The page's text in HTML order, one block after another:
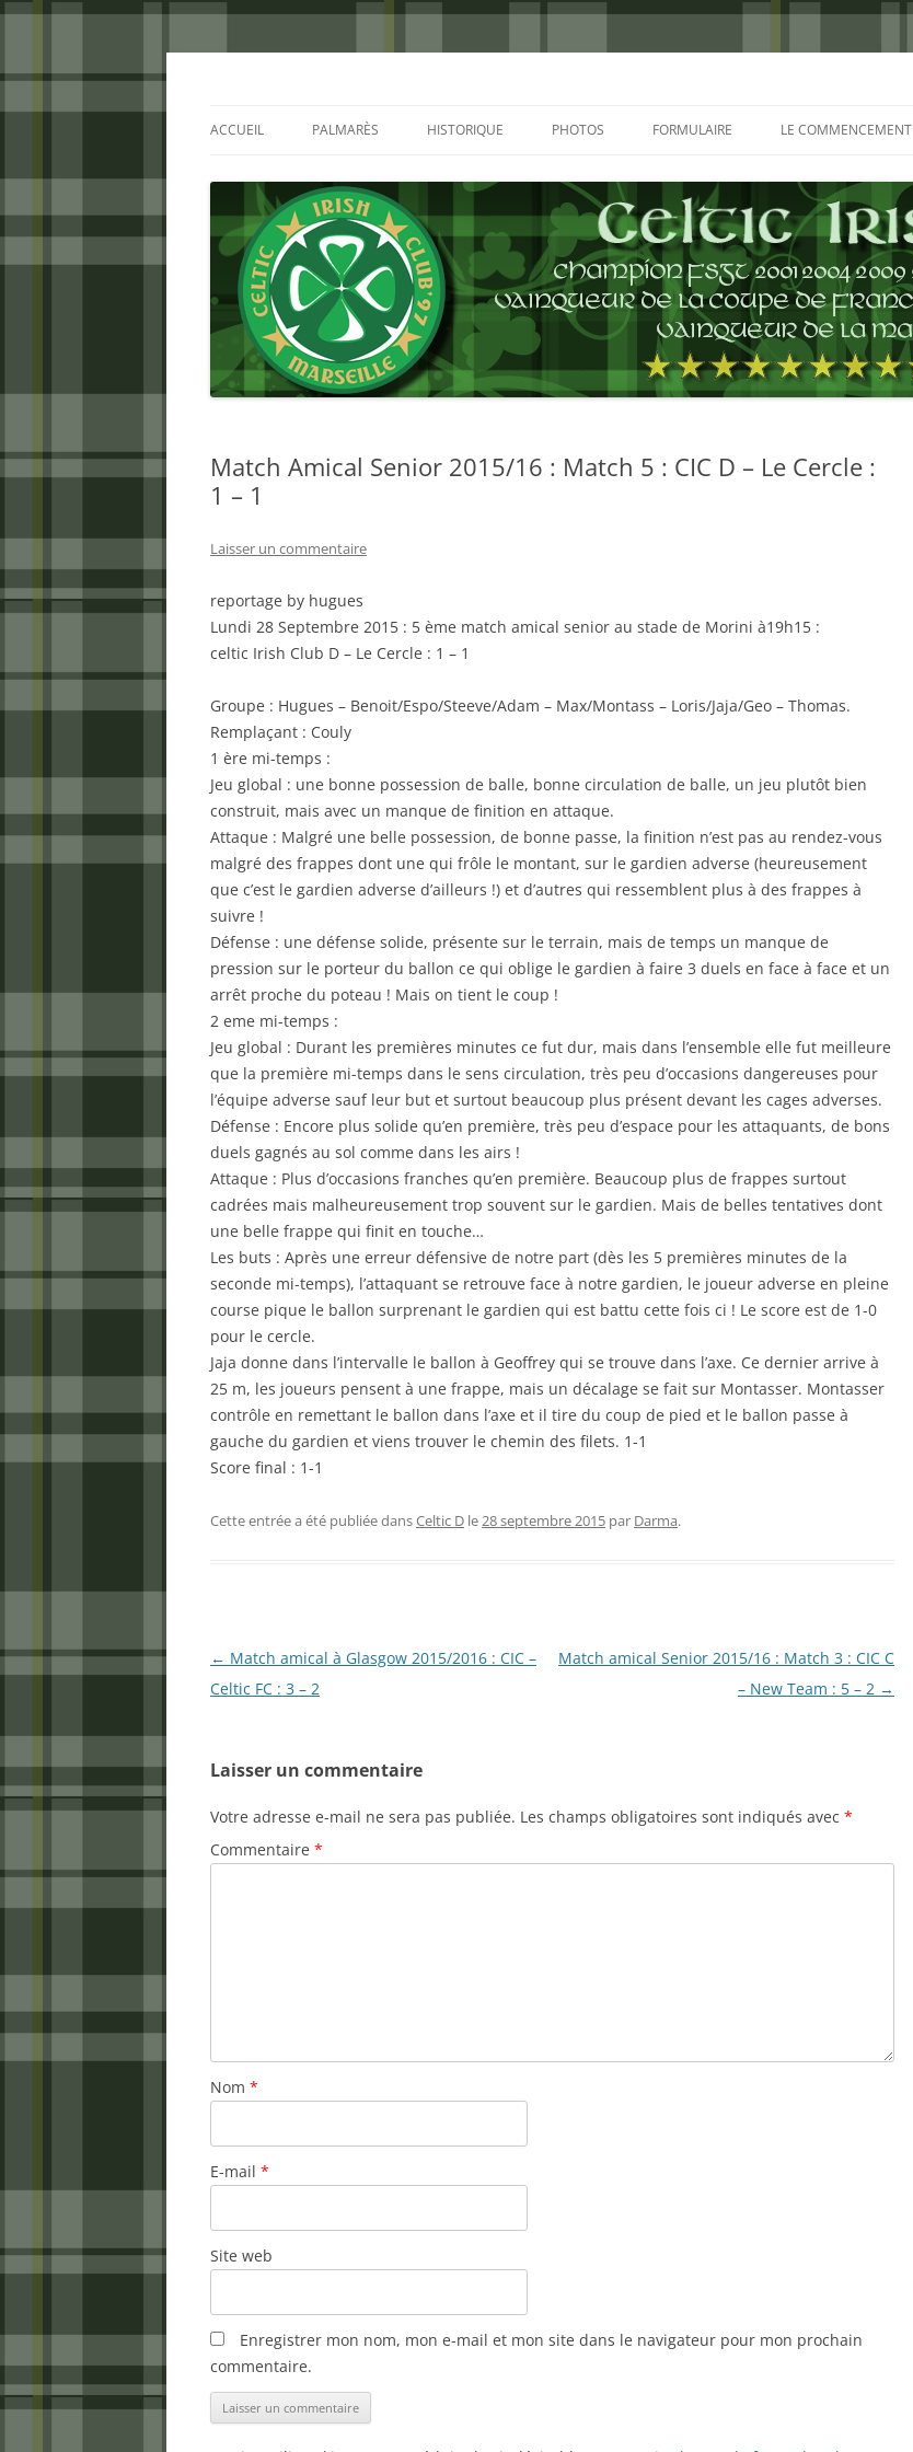
Aller
ACCUEIL PALMARÈS HISTORIQUE PHOTOS
GLASGOW 2002
CHARLIE & THE BHOYS 2006
PRAGUE 2006
NICE 2008
FORMULAIRE LE COMMENCEMENT
Match Amical Senior 2015/16 : Match 5 : CIC D – Le Cercle :
1 – 1
Laisser un commentaire
reportage by hugues
Lundi 28 Septembre 2015 : 5 ème match amical senior au stade de Morini à19h15 :
celtic Irish Club D – Le Cercle : 1 – 1
Groupe : Hugues – Benoit/Espo/Steeve/Adam – Max/Montass – Loris/Jaja/Geo – Thomas.
Remplaçant : Couly
1 ère mi-temps :
Jeu global : une bonne possession de balle, bonne circulation de balle, un jeu plutôt bien
construit, mais avec un manque de finition en attaque.
Attaque : Malgré une belle possession, de bonne passe, la finition n’est pas au rendez-vous
malgré des frappes dont une qui frôle le montant, sur le gardien adverse (heureusement
que c’est le gardien adverse d’ailleurs !) et d’autres qui ressemblent plus à des frappes à
suivre !
Défense : une défense solide, présente sur le terrain, mais de temps un manque de
pression sur le porteur du ballon ce qui oblige le gardien à faire 3 duels en face à face et un
arrêt proche du poteau ! Mais on tient le coup !
2 eme mi-temps :
Jeu global : Durant les premières minutes ce fut dur, mais dans l’ensemble elle fut meilleure
que la première mi-temps dans le sens circulation, très peu d’occasions dangereuses pour
l’équipe adverse sauf leur but et surtout beaucoup plus présent devant les cages adverses.
Défense : Encore plus solide qu’en première, très peu d’espace pour les attaquants, de bons
duels gagnés au sol comme dans les airs !
Attaque : Plus d’occasions franches qu’en première. Beaucoup plus de frappes surtout
cadrées mais malheureusement trop souvent sur le gardien. Mais de belles tentatives dont
une belle frappe qui finit en touche…
Les buts : Après une erreur défensive de notre part (dès les 5 premières minutes de la
seconde mi-temps), l’attaquant se retrouve face à notre gardien, le joueur adverse en pleine
course pique le ballon surprenant le gardien qui est battu cette fois ci ! Le score est de 1-0
pour le cercle.
Jaja donne dans l’intervalle le ballon à Geoffrey qui se trouve dans l’axe. Ce dernier arrive à
25 m, les joueurs pensent à une frappe, mais un décalage se fait sur Montasser. Montasser
contrôle en remettant le ballon dans l’axe et il tire du coup de pied et le ballon passe à
gauche du gardien et viens trouver le chemin des filets. 1-1
Score final : 1-1
Cette entrée a été publiée dansCeltic D le28 septembre 2015 par Darma.
Navigation
des
← Match amical à Glasgow 2015/2016 : CIC –
Celtic FC : 3 – 2
Match amical Senior 2015/16 : Match 3 : CIC C
– New Team : 5 – 2 →
Laisser un commentaire
Votre adresse e-mail ne sera pas publiée. Les champs obligatoires sont indiqués avec *
Commentaire *
Nom *
E-mail *
Site web
Enregistrer mon nom, mon e-mail et mon site dans le navigateur pour mon prochain
commentaire.